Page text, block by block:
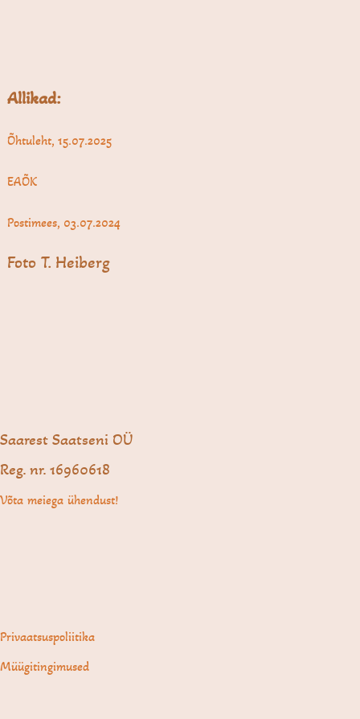
Allikad:
Õhtuleht, 15.07.2025
EAÕK
Postimees, 03.07.2024
Foto T. Heiberg
Saarest Saatseni OÜ
Reg. nr. 16960618
Võta meiega ühendust!
Privaatsuspoliitika
Müügitingimused